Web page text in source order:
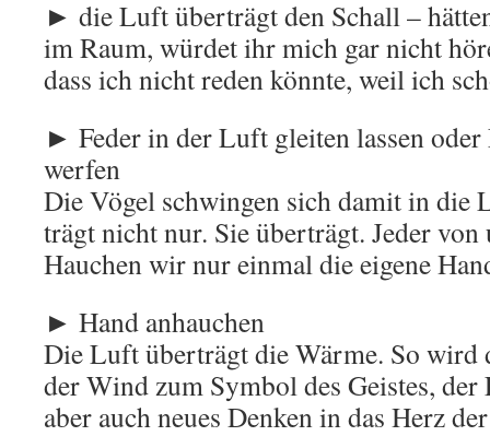
► die Luft überträgt den Schall –
im Raum, würdet ihr mich gar nicht
dass ich nicht reden könnte, weil ich
► Feder in der Luft gleiten lassen
werfen
Die Vögel schwingen sich damit in die
trägt nicht nur. Sie überträgt. Jeder von
Hauchen wir nur einmal die eigene
► Hand anhauchen
Die Luft überträgt die Wärme. So wird
der Wind zum Symbol des Geistes,
aber auch neues Denken in das Herz